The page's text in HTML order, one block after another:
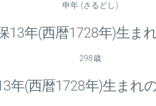
申年 (さるどし)
13年(西暦1728年)生ま
298歳
年(西暦1728年)生まれ